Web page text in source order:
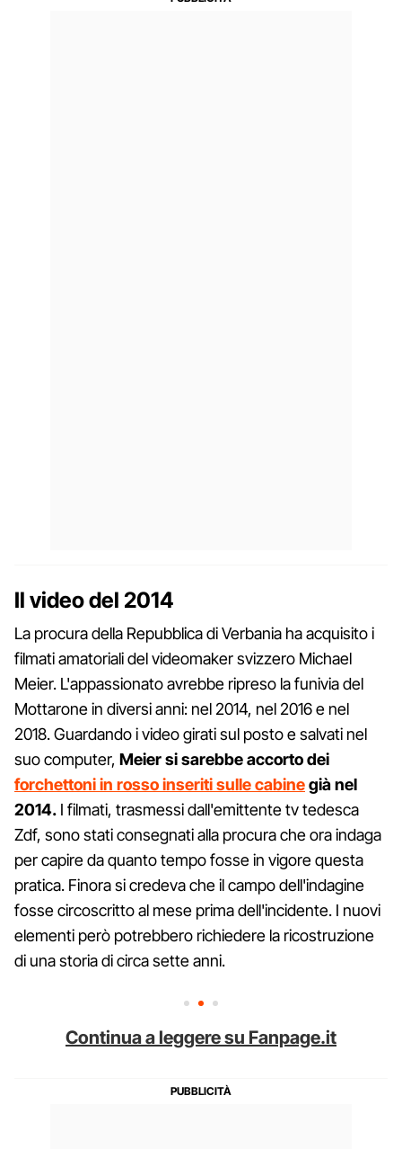
Il video del 2014
La procura della Repubblica di Verbania ha acquisito i
filmati amatoriali del videomaker svizzero Michael
Meier. L'appassionato avrebbe ripreso la funivia del
Mottarone in diversi anni: nel 2014, nel 2016 e nel
2018. Guardando i video girati sul posto e salvati nel
suo computer, Meier si sarebbe accorto dei
forchettoni in rosso inseriti sulle cabinegià nel
2014. I filmati, trasmessi dall'emittente tv tedesca
Zdf, sono stati consegnati alla procura che ora indaga
per capire da quanto tempo fosse in vigore questa
pratica. Finora si credeva che il campo dell'indagine
fosse circoscritto al mese prima dell'incidente. I nuovi
elementi però potrebbero richiedere la ricostruzione
di una storia di circa sette anni.
Continua a leggere su Fanpage.it